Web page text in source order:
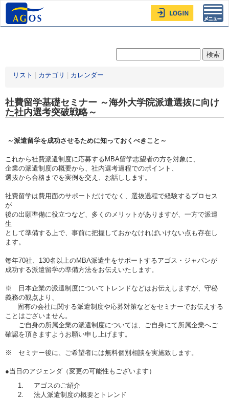
リスト カテゴリ カレンダー
社費留学基礎セミナー ～海外大学院派遣選抜に向け
た社内選考突破戦略～
～派遣留学を成功させるために知っておくべきこと～
これから社費派遣制度に応募するMBA留学志望者の方を対象に、
企業の派遣制度の概要から、社内選考過程でのポイント、
選抜から合格までを実例を交え、お話しします。
社費留学は費用面のサポートだけでなく、選抜過程で経験するプロセス
が
後の出願準備に役立つなど、多くのメリットがありますが、一方で派遣
生
として準備する上で、事前に把握しておかなければいけない点も存在し
ます。
毎年70社、130名以上のMBA派遣生をサポートするアゴス・ジャパンが
成功する派遣留学の準備方法をお伝えいたします。
※ 日本企業の派遣制度についてトレンドなどはお伝えしますが、守秘
義務の観点より、
固有の会社に関する派遣制度や応募対策などをセミナーでお伝えする
ことはございません。
ご自身の所属企業の派遣制度については、ご自身にて所属企業へご
確認を頂きますようお願い申し上げます。
※ セミナー後に、ご希望者には無料個別相談を実施致します。
●当日のアジェンダ（変更の可能性もございます）
アゴスのご紹介
法人派遣制度の概要とトレンド